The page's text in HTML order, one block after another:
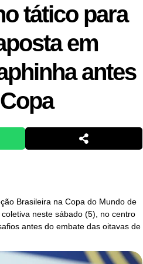
tático para
em
antes
Brasileira na Copa do Mundo de
neste sábado (5), no centro
antes do embate das oitavas de